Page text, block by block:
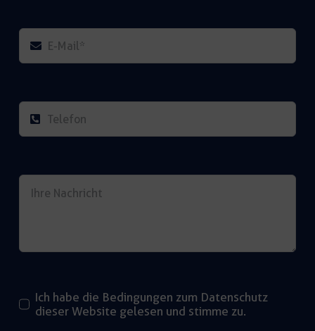
Ich habe die Bedingungen zum Datenschutz
dieser Website gelesen und stimme zu.